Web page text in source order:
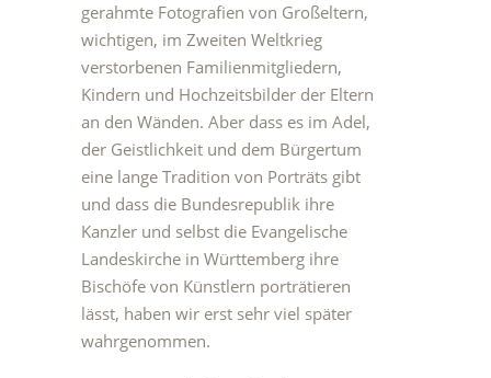
gerahmte Fotografien von Großeltern,
wichtigen, im Zweiten Weltkrieg
verstorbenen Familienmitgliedern,
Kindern und Hochzeitsbilder der Eltern
an den Wänden. Aber dass es im Adel,
der Geistlichkeit und dem Bürgertum
eine lange Tradition von Porträts gibt
und dass die Bundesrepublik ihre
Kanzler und selbst die Evangelische
Landeskirche in Württemberg ihre
Bischöfe von Künstlern porträtieren
lässt, haben wir erst sehr viel später
wahrgenommen.